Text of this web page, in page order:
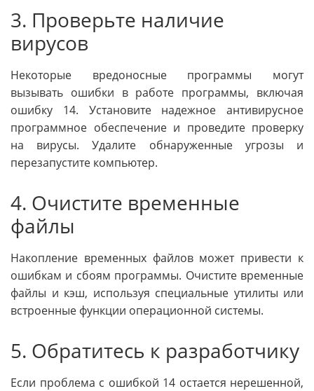
3. Проверьте наличие
вирусов
Некоторые вредоносные программы могут
вызывать ошибки в работе программы, включая
ошибку 14. Установите надежное антивирусное
программное обеспечение и проведите проверку
на вирусы. Удалите обнаруженные угрозы и
перезапустите компьютер.
4. Очистите временные
файлы
Накопление временных файлов может привести к
ошибкам и сбоям программы. Очистите временные
файлы и кэш, используя специальные утилиты или
встроенные функции операционной системы.
5. Обратитесь к разработчику
Если проблема с ошибкой 14 остается нерешенной,